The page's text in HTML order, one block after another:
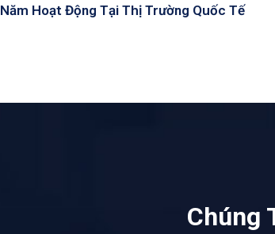
Năm Hoạt Động Tại Thị Trường Quốc Tế
Chúng